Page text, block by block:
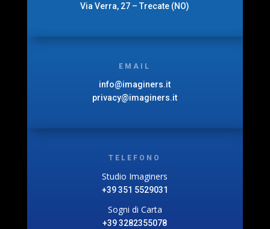
Via Verra, 27 – Trecate (NO)
EMAIL
info@imaginers.it
privacy@imaginers.it
TELEFONO
Studio Imaginers
+39 351 5529031
Sogni di Carta
+39 3282355078